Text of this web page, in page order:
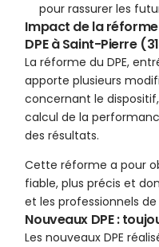
pour rassurer les
Impact de la
DPE à Saint-Pierre
La réforme du DPE,
apporte plusieurs
concernant le
calcul de la
des résultats.
Cette réforme a pour
fiable, plus précis et
et les professionnels de
Nouveaux DPE :
Les nouveaux DPE